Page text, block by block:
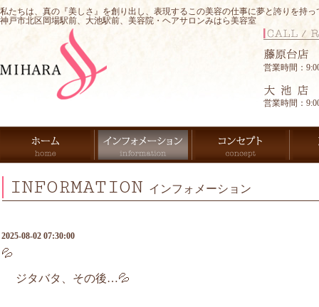
私たちは、真の『美しさ』を創り出し、表現するこの美容の仕事に夢と誇りを持
神戸市北区岡場駅前、大池駅前、美容院・ヘアサロンみはら美容室
営業時間：
営業時間：
INFORMATION インフォメーション
2025-08-02 07:30:00
💦
ジタバタ、その後…💦